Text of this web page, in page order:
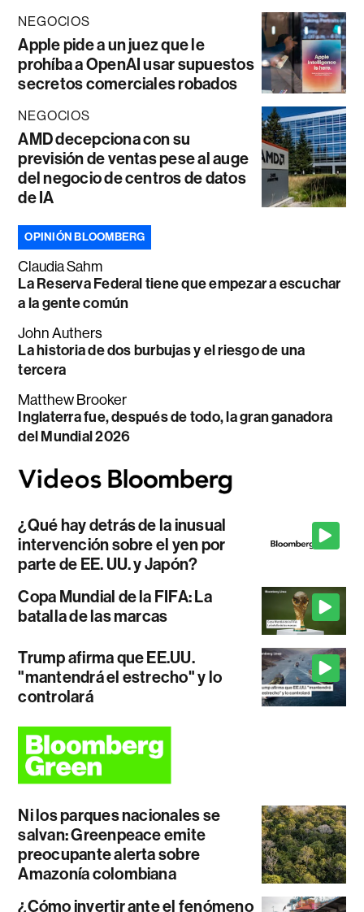
NEGOCIOS
Apple pide a un juez que le
prohíba a OpenAI usar supuestos
secretos comerciales robados
NEGOCIOS
AMD decepciona con su
previsión de ventas pese al auge
del negocio de centros de datos
de IA
OPINIÓN BLOOMBERG
Claudia Sahm
La Reserva Federal tiene que empezar a escuchar
a la gente común
John Authers
La historia de dos burbujas y el riesgo de una
tercera
Matthew Brooker
Inglaterra fue, después de todo, la gran ganadora
del Mundial 2026
¿Qué hay detrás de la inusual
intervención sobre el yen por
parte de EE. UU. y Japón?
Copa Mundial de la FIFA: La
batalla de las marcas
Trump afirma que EE.UU.
"mantendrá el estrecho" y lo
controlará
Ni los parques nacionales se
salvan: Greenpeace emite
preocupante alerta sobre
Amazonía colombiana
¿Cómo invertir ante el fenómeno